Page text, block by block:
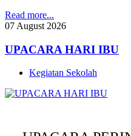
Read more...
07 August 2026
UPACARA HARI IBU
Kegiatan Sekolah